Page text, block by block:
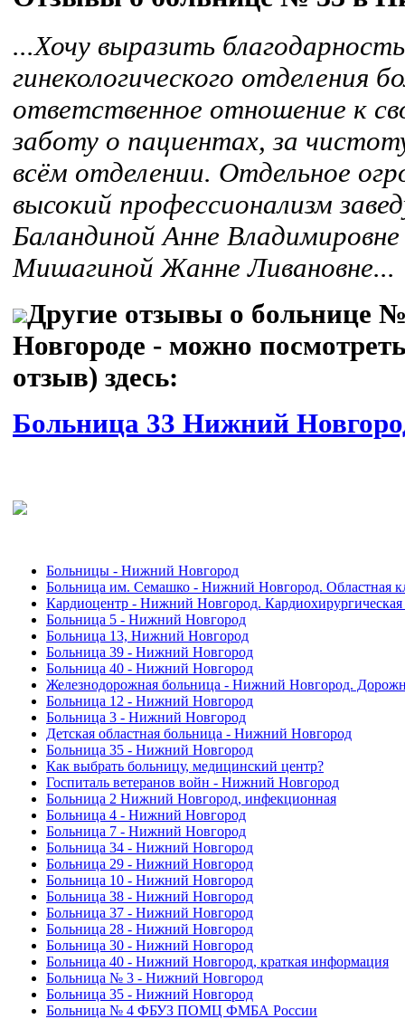
...Хочу выразить
гинекологического отделения
ответственное отношение к
заботу о пациентах, за
всём отделении. Отдельное
высокий профессионализм
Баландиной Анне Владимировне
Мишагиной Жанне Ливановне...
Другие отзывы о больнице
Новгороде - можно
отзыв) здесь:
Больница 33 Нижний
Больницы - Нижний Новгород
Больница им. Семашко - Нижний Новгород. Областная
Кардиоцентр - Нижний Новгород. Кардиохирургическая
Больница 5 - Нижний Новгород
Больница 13, Нижний Новгород
Больница 39 - Нижний Новгород
Больница 40 - Нижний Новгород
Железнодорожная больница - Нижний Новгород.
Больница 12 - Нижний Новгород
Больница 3 - Нижний Новгород
Детская областная больница - Нижний Новгород
Больница 35 - Нижний Новгород
Как выбрать больницу, медицинский центр?
Госпиталь ветеранов войн - Нижний Новгород
Больница 2 Нижний Новгород, инфекционная
Больница 4 - Нижний Новгород
Больница 7 - Нижний Новгород
Больница 34 - Нижний Новгород
Больница 29 - Нижний Новгород
Больница 10 - Нижний Новгород
Больница 38 - Нижний Новгород
Больница 37 - Нижний Новгород
Больница 28 - Нижний Новгород
Больница 30 - Нижний Новгород
Больница 40 - Нижний Новгород, краткая информация
Больница № 3 - Нижний Новгород
Больница 35 - Нижний Новгород
Больница № 4 ФБУЗ ПОМЦ ФМБА России